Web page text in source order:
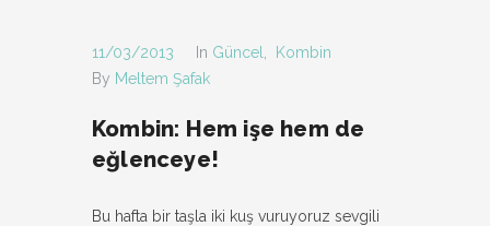
11/03/2013 In Güncel
Kombin
By Meltem Şafak
Kombin: Hem işe hem de
eğlenceye!
Bu hafta bir taşla iki kuş vuruyoruz sevgili